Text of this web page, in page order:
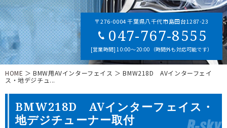
〒276-0004 千葉県八千代市島田台1287-23
047-767-8555
[営業時間] 10:00～20:00（時間外も対応可能です）
HOME ＞ BMW用AVインターフェイス ＞ BMW218D AVインターフェイ
ス・地デジチュ...
BMW218D AVインターフェイス・
地デジチューナー取付